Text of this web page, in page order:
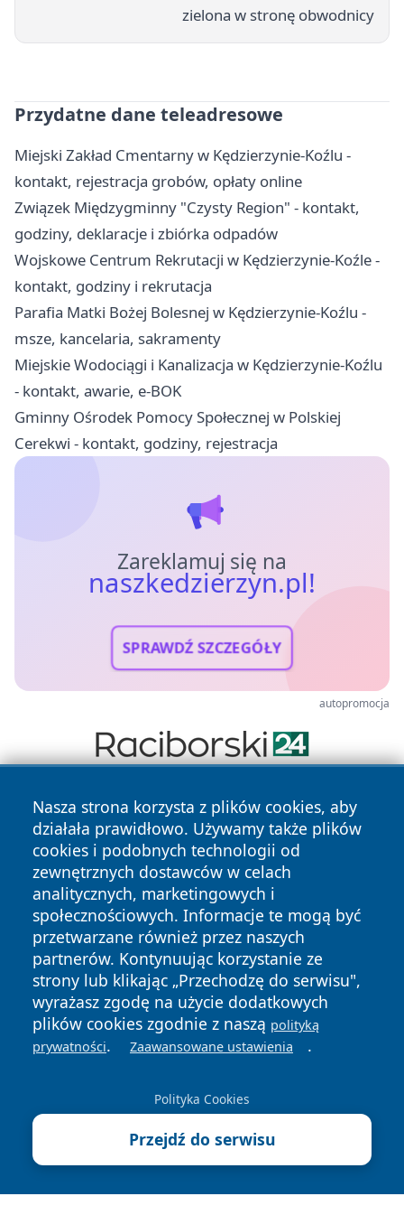
zielona w stronę obwodnicy
Przydatne dane teleadresowe
Miejski Zakład Cmentarny w Kędzierzynie-Koźlu -
kontakt, rejestracja grobów, opłaty online
Związek Międzygminny "Czysty Region" - kontakt,
godziny, deklaracje i zbiórka odpadów
Wojskowe Centrum Rekrutacji w Kędzierzynie-Koźle -
kontakt, godziny i rekrutacja
Parafia Matki Bożej Bolesnej w Kędzierzynie-Koźlu -
msze, kancelaria, sakramenty
Miejskie Wodociągi i Kanalizacja w Kędzierzynie-Koźlu
- kontakt, awarie, e-BOK
Gminny Ośrodek Pomocy Społecznej w Polskiej
Cerekwi - kontakt, godziny, rejestracja
Zareklamuj się na
naszkedzierzyn.pl!
SPRAWDŹ SZCZEGÓŁY
autopromocja
Nasza strona korzysta z plików cookies, aby
działała prawidłowo. Używamy także plików
cookies i podobnych technologii od
zewnętrznych dostawców w celach
analitycznych, marketingowych i
społecznościowych. Informacje te mogą być
przetwarzane również przez naszych
partnerów. Kontynuując korzystanie ze
strony lub klikając „Przechodzę do serwisu",
wyrażasz zgodę na użycie dodatkowych
plików cookies zgodnie z naszą polityką
prywatności. Zaawansowane ustawienia .
Polityka Cookies
Przejdź do serwisu
Copyright © 2026 naszkedzierzyn.pl Wszystkie prawa
zastrzeżone.
News Autorzy
Polityka
Prywatności
Polityka
Cookies